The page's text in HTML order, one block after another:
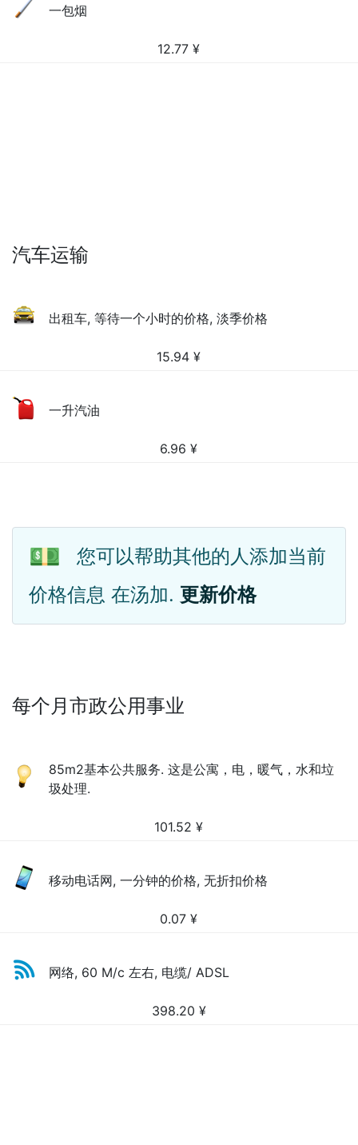
一包烟
12.77 ¥
汽车运输
出租车, 等待一个小时的价格, 淡季价格
15.94 ¥
一升汽油
6.96 ¥
💵
您可以帮助其他的人添加当前
价格信息 在汤加. 更新价格
每个月市政公用事业
85m2基本公共服务. 这是公寓，电，暖气，水和垃
圾处理.
101.52 ¥
移动电话网, 一分钟的价格, 无折扣价格
0.07 ¥
网络, 60 M/c 左右, 电缆/ ADSL
398.20 ¥